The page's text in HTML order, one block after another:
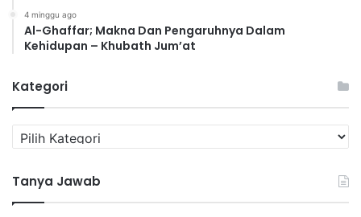
4 minggu ago
Al-Ghaffar; Makna Dan Pengaruhnya Dalam
Kehidupan – Khubath Jum’at
Kategori
a
e
g
Tanya Jawab